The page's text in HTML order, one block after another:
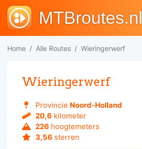
MTBroutes.nl
Home Alle Routes Wieringerwerf
Wieringerwerf
Provincie Noord-Holland
20,6 kilometer
226 hoogtemeters
3,56 sterren